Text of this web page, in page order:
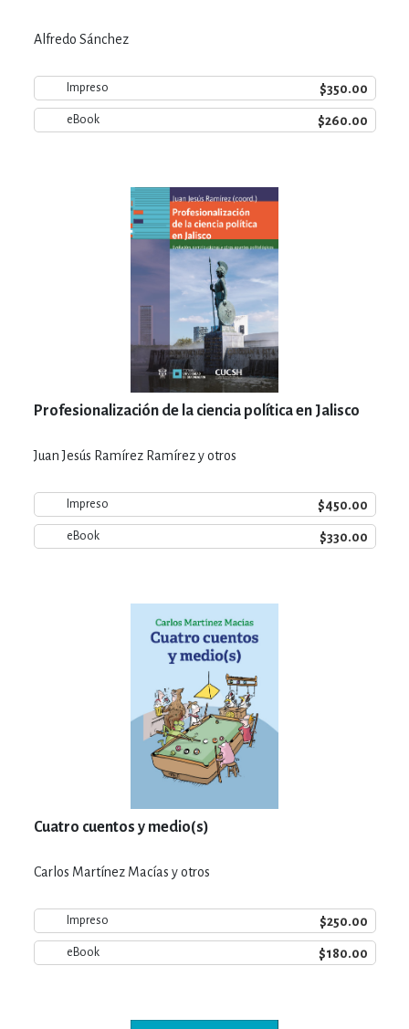
Alfredo Sánchez
Impreso $350.00
eBook $260.00
Profesionalización de la ciencia política en Jalisco
Juan Jesús Ramírez Ramírez y otros
Impreso $450.00
eBook $330.00
Cuatro cuentos y medio(s)
Carlos Martínez Macías y otros
Impreso $250.00
eBook $180.00